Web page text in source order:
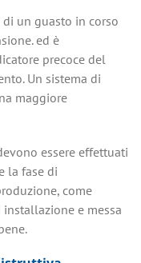
di un guasto in corso
ed è
precoce del
Un sistema di
maggiore
essere effettuati
la fase di
come
e messa